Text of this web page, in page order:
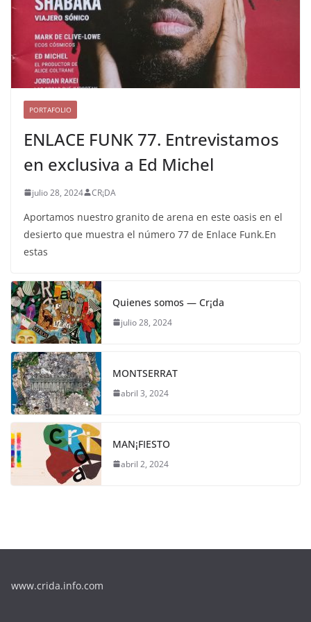
PORTAFOLIO
ENLACE FUNK 77. Entrevistamos
en exclusiva a Ed Michel
julio 28, 2024 CR¡DA
Aportamos nuestro granito de arena en este oasis en el
desierto que muestra el número 77 de Enlace Funk.En
estas
Quienes somos — Cr¡da
julio 28, 2024
MONTSERRAT
abril 3, 2024
MAN¡FIESTO
abril 2, 2024
www.crida.info.com